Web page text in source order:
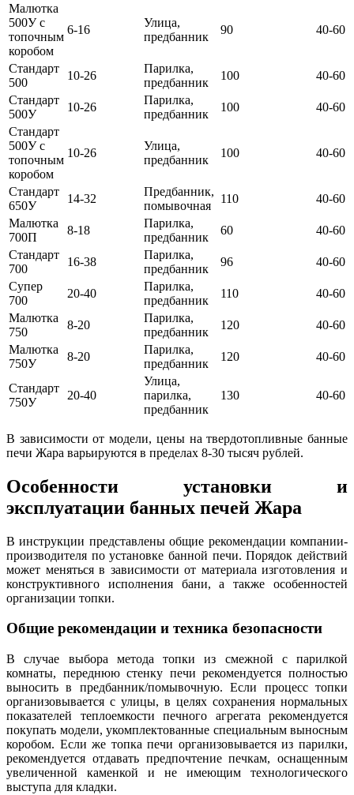
Малютка
500У с
топочным
коробом
6-16
Улица,
предбанник
90 40-60
Стандарт
500
10-26
Парилка,
предбанник
100
40-60
Стандарт
500У
10-26
Парилка,
предбанник
100
40-60
Стандарт
500У с
топочным
коробом
10-26
Улица,
предбанник
100 40-60
Стандарт
650У
14-32
Предбанник,
помывочная
110
40-60
Малютка
700П
8-18
Парилка,
предбанник
60
40-60
Стандарт
700
16-38
Парилка,
предбанник
96
40-60
Супер
700
20-40
Парилка,
предбанник
110
40-60
Малютка
750
8-20
Парилка,
предбанник
120
40-60
Малютка
750У
8-20
Парилка,
предбанник
120 40-60
Стандарт
750У
20-40
Улица,
парилка,
предбанник
130 40-60
В зависимости от модели, цены на твердотопливные банные
печи Жара варьируются в пределах 8-30 тысяч рублей.
Особенности установки и
эксплуатации банных печей Жара
В инструкции представлены общие рекомендации компании-
производителя по установке банной печи. Порядок действий
может меняться в зависимости от материала изготовления и
конструктивного исполнения бани, а также особенностей
организации топки.
Общие рекомендации и техника безопасности
В случае выбора метода топки из смежной с парилкой
комнаты, переднюю стенку печи рекомендуется полностью
выносить в предбанник/помывочную. Если процесс топки
организовывается с улицы, в целях сохранения нормальных
показателей теплоемкости печного агрегата рекомендуется
покупать модели, укомплектованные специальным выносным
коробом. Если же топка печи организовывается из парилки,
рекомендуется отдавать предпочтение печкам, оснащенным
увеличенной каменкой и не имеющим технологического
выступа для кладки.